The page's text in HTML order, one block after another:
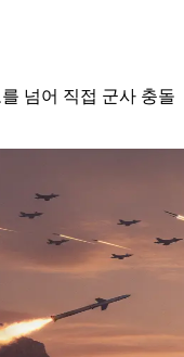
넘어 직접 군사 충돌